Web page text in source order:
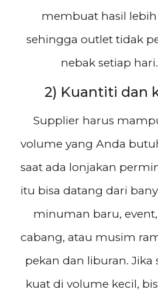
membuat hasil
sehingga outlet tidak
nebak setiap
2) Kuantiti dan
Supplier harus
volume yang Anda
saat ada lonjakan
itu bisa datang dari
minuman baru,
cabang, atau musim
pekan dan liburan. Jika
kuat di volume kecil,